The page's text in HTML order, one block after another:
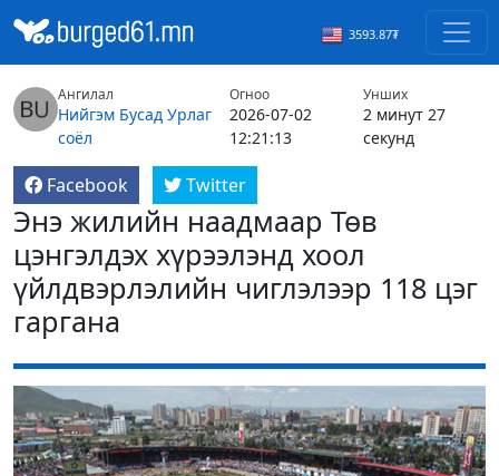
3593.87₮
Ангилал
Нийгэм Бусад Урлаг
соёл
Огноо
2026-07-02
12:21:13
Унших
2 минут 27
секунд
Facebook Twitter
Энэ жилийн наадмаар Төв
цэнгэлдэх хүрээлэнд хоол
үйлдвэрлэлийн чиглэлээр 118 цэг
гаргана